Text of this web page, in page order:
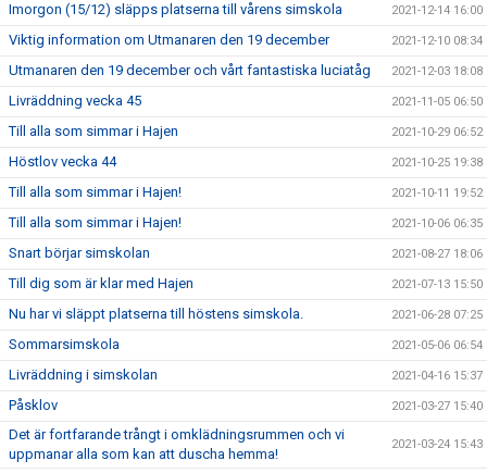
Imorgon (15/12) släpps platserna till vårens simskola 2021-12-14 16:00
Viktig information om Utmanaren den 19 december 2021-12-10 08:34
Utmanaren den 19 december och vårt fantastiska luciatåg 2021-12-03 18:08
Livräddning vecka 45 2021-11-05 06:50
Till alla som simmar i Hajen 2021-10-29 06:52
Höstlov vecka 44 2021-10-25 19:38
Till alla som simmar i Hajen! 2021-10-11 19:52
Till alla som simmar i Hajen! 2021-10-06 06:35
Snart börjar simskolan 2021-08-27 18:06
Till dig som är klar med Hajen 2021-07-13 15:50
Nu har vi släppt platserna till höstens simskola. 2021-06-28 07:25
Sommarsimskola 2021-05-06 06:54
Livräddning i simskolan 2021-04-16 15:37
Påsklov 2021-03-27 15:40
Det är fortfarande trångt i omklädningsrummen och vi
uppmanar alla som kan att duscha hemma!
2021-03-24 15:43